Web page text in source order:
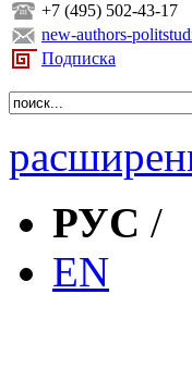
+7 (495) 502-43-17
new-authors-
Подписка
РУС /
EN